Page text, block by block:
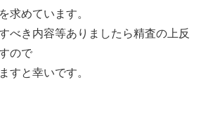
求めています。
べき内容等ありましたら精査の上反
ので
すと幸いです。